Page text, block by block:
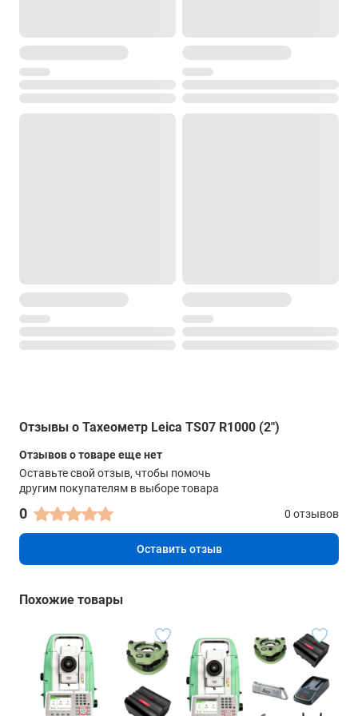
Зарядное GKL341 для GEB364/GEB334
Зарядное GKL311 для GEB364/GEB334
3ч 30мин / 3ч
Интерфейсы
Внешний накопитель
Карта памяти: SD-карта 1ГБ или 8ГБ
Коммуникационные порты
RS232 , WLAN, USB
Прочие характеристики
Память
Встроенная память: 2 GB Flash
Карта памяти: SD card 1 GB или 8 GB
Бесконечные
Влагопылезащита
Масса
4,3 - 4,5 кг
Отзывы о Тахеометр Leica TS07 R1000 (2")
Отзывов о товаре еще нет
Оставьте свой отзыв, чтобы помочь
другим покупателям в выборе товара
0 0 отзывов
Оставить отзыв
Похожие товары